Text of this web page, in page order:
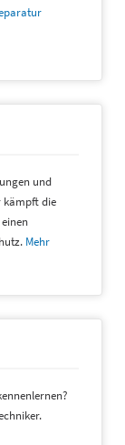
und
kämpft die
Mehr